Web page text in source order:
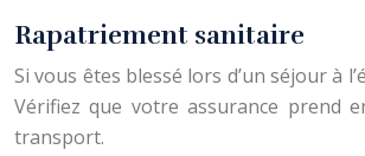
Rapatriement sanitaire
Si vous êtes blessé lors d’un séjour
Vérifiez que votre assurance prend
transport.